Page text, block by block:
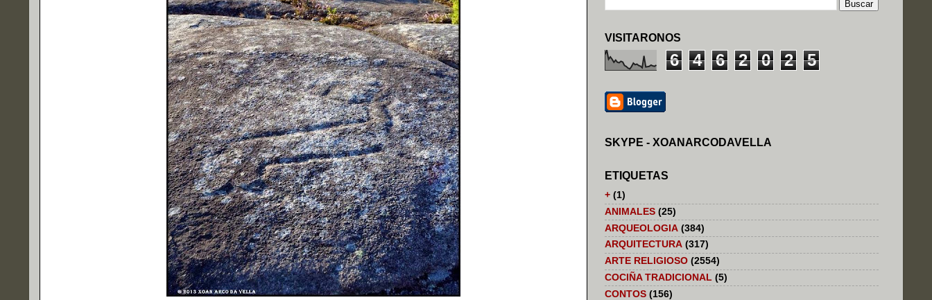
VISITARONOS
6 4 6 2 0 2 5
SKYPE - XOANARCODAVELLA
ETIQUETAS
+ (1)
ANIMALES (25)
ARQUEOLOGIA (384)
ARQUITECTURA (317)
ARTE RELIGIOSO (2554)
COCIÑA TRADICIONAL (5)
CONTOS (156)